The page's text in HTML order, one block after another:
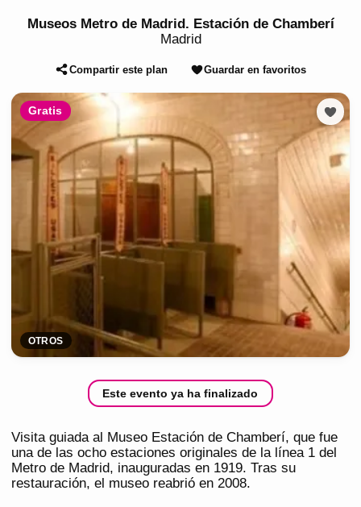
Museos Metro de Madrid. Estación de Chamberí
Madrid
Compartir este plan Guardar en favoritos
Gratis
OTROS
Este evento ya ha finalizado
Visita guiada al Museo Estación de Chamberí, que fue
una de las ocho estaciones originales de la línea 1 del
Metro de Madrid, inauguradas en 1919. Tras su
restauración, el museo reabrió en 2008.